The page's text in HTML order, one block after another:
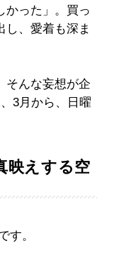
かった」。買っ
し、愛着も深ま
そんな妄想が企
3月から、日曜
映えする空
す。